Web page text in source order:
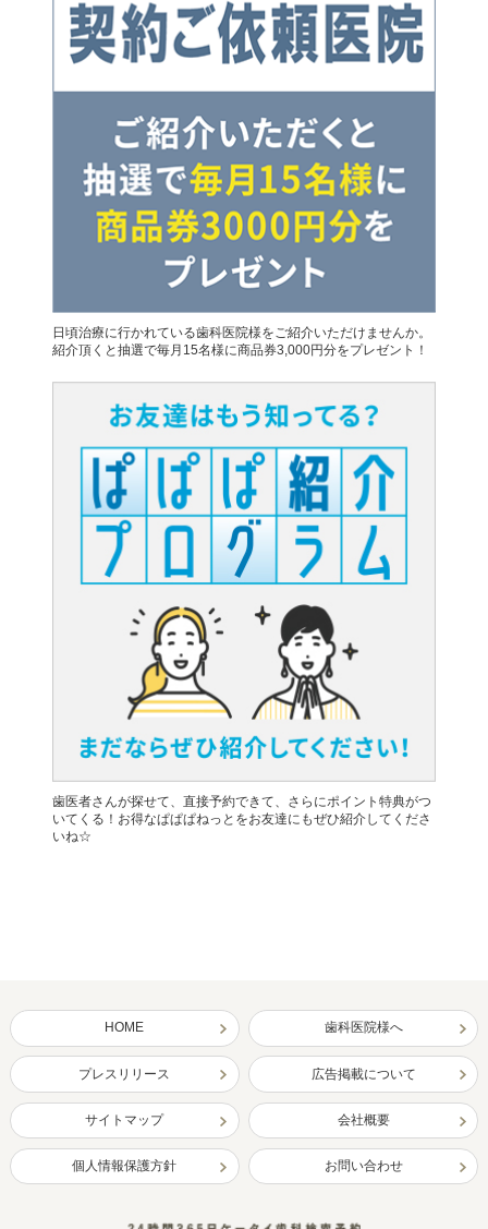
日頃治療に行かれている歯科医院様をご紹介いただけませんか。
紹介頂くと抽選で毎月15名様に商品券3,000円分をプレゼント！
歯医者さんが探せて、直接予約できて、さらにポイント特典がつ
いてくる！お得なぱぱぱねっとをお友達にもぜひ紹介してくださ
いね☆
HOME 歯科医院様へ
プレスリリース 広告掲載について
サイトマップ 会社概要
個人情報保護方針 お問い合わせ